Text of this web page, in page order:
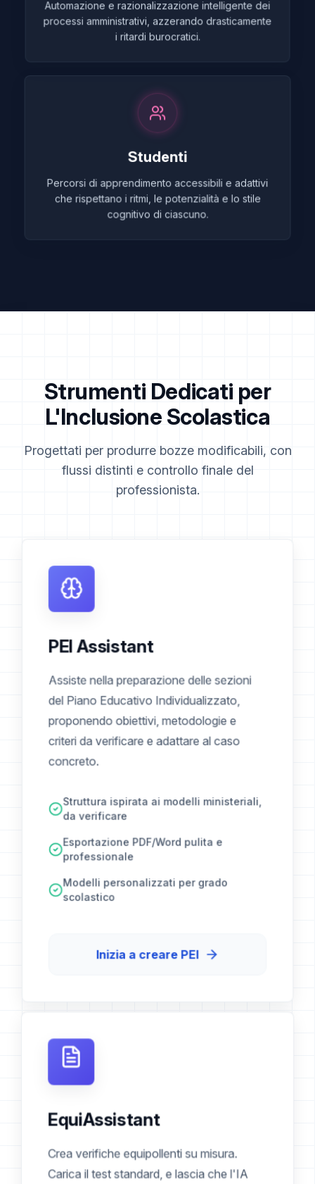
processi amministrativi, azzerando drasticamente
i ritardi burocratici.
Studenti
Percorsi di apprendimento accessibili e adattivi
che rispettano i ritmi, le potenzialità e lo stile
cognitivo di ciascuno.
Strumenti Dedicati per
L'Inclusione Scolastica
Progettati per produrre bozze modificabili, con
flussi distinti e controllo finale del
professionista.
PEI Assistant
Assiste nella preparazione delle sezioni
del Piano Educativo Individualizzato,
proponendo obiettivi, metodologie e
criteri da verificare e adattare al caso
concreto.
Struttura ispirata ai modelli ministeriali,
da verificare
Esportazione PDF/Word pulita e
professionale
Modelli personalizzati per grado
scolastico
Inizia a creare PEI
EquiAssistant
Crea verifiche equipollenti su misura.
Carica il test standard, e lascia che l'IA